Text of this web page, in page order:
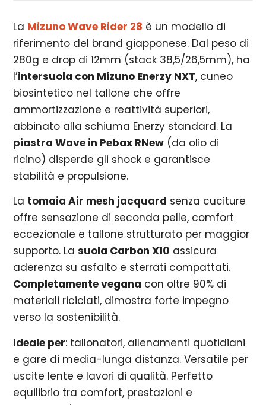
La Mizuno Wave Rider 28 è un modello di
riferimento del brand giapponese. Dal peso di
280g e drop di 12mm (stack 38,5/26,5mm), ha
l’intersuola con Mizuno Enerzy NXT, cuneo
biosintetico nel tallone che offre
ammortizzazione e reattività superiori,
abbinato alla schiuma Enerzy standard. La
piastra Wave in Pebax RNew (da olio di
ricino) disperde gli shock e garantisce
stabilità e propulsione.
La tomaia Air mesh jacquard senza cuciture
offre sensazione di seconda pelle, comfort
eccezionale e tallone strutturato per maggior
supporto. Lasuola Carbon X10 assicura
aderenza su asfalto e sterrati compattati.
Completamente vegana con oltre 90% di
materiali riciclati, dimostra forte impegno
verso la sostenibilità.
Ideale per: tallonatori, allenamenti quotidiani
e gare di media-lunga distanza. Versatile per
uscite lente e lavori di qualità. Perfetto
equilibrio tra comfort, prestazioni e